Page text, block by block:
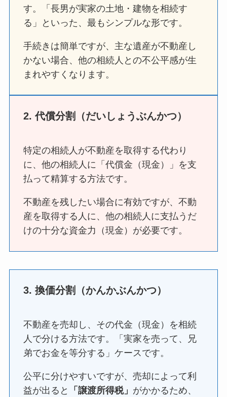
す。「長男が実家の土地・建物を相続す
る」といった、最もシンプルな形です。
手続きは簡単ですが、主な遺産が不動産し
かない場合、他の相続人との不公平感が生
まれやすくなります。
2. 代償分割（だいしょうぶんかつ）
特定の相続人が不動産を取得する代わり
に、他の相続人に「代償金（現金）」を支
払って精算する方法です。
不動産を残したい場合に有効ですが、不動
産を取得する人に、他の相続人に支払うだ
けの十分な資金力（現金）が必要です。
3. 換価分割（かんかぶんかつ）
不動産を売却し、その代金（現金）を相続
人で分ける方法です。「実家を売って、兄
弟でお金を等分する」ケースです。
公平に分けやすいですが、売却によって利
益が出ると
「譲渡所得税」 がかかるため、